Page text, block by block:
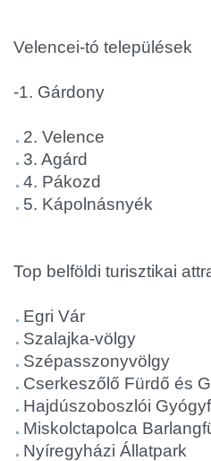
Velencei-tó települések
-1. Gárdony
2. Velence
3. Agárd
4. Pákozd
5. Kápolnásnyék
Top belföldi turisztikai
Egri Vár
Szalajka-völgy
Szépasszonyvölgy
Cserkeszőlő Fürdő és
Hajdúszoboszlói
Miskolctapolca
Nyíregyházi Állatpark